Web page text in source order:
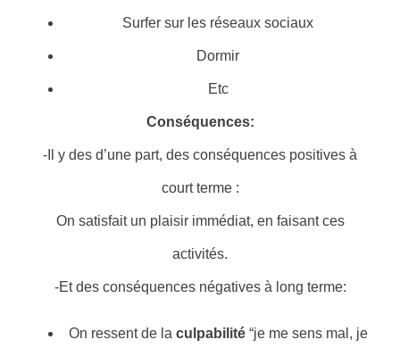
Surfer sur les réseaux sociaux
Dormir
Etc
Conséquences:
-Il y des d’une part, des conséquences positives à
court terme :
On satisfait un plaisir immédiat, en faisant ces
activités.
-Et des conséquences négatives à long terme:
On ressent de la culpabilité “je me sens mal, je